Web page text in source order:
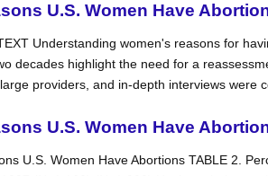
U.S. Women Have
Understanding women's reasons for
decades highlight the need for a
providers, and in-depth interviews were
U.S. Women Have
U.S. Women Have Abortions TABLE 2.